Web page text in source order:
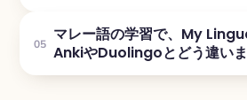
05 マレー語の学習で、My
AnkiやDuolingoとどう違い